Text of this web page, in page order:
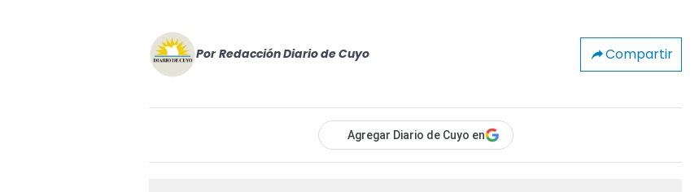
Por Redacción Diario de Cuyo Compartir
Agregar Diario de Cuyo en